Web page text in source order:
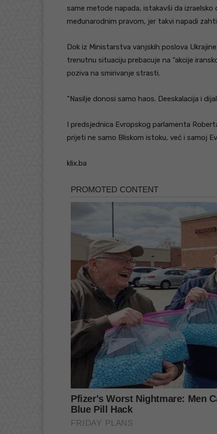
same metode napada, istakavši da izraelsko
međunarodnim pravom, jer takvi napadi
Dok iz Ministarstva vanjskih poslova
trenutnu situaciju prebacuje na “akcije
poziva na smirivanje strasti.
“Nasilje donosi samo haos. Deeskalacija i
I predsjednica Evropskog parlamenta
prijeti ne samo Bliskom istoku, već i samoj
klix.ba